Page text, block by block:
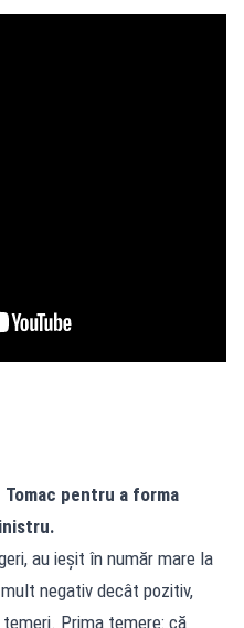
pentru a forma
au ieșit în număr mare la
negativ decât pozitiv,
Prima temere: că